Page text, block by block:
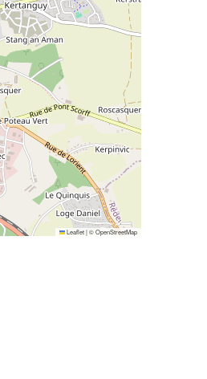
Leaflet|©OpenStreetMap